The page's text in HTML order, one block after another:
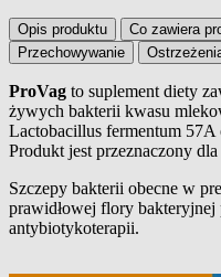
Opis produktu Co zawiera
Przechowywanie
Opis produktu
ProVag to suplement diety
żywych bakterii kwasu
Lactobacillus fermentum
Produkt jest przeznaczony
Szczepy bakterii obecne w
prawidłowej flory
antybiotykoterapii.